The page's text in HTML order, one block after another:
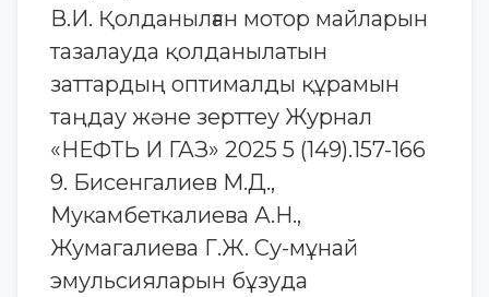
В.И. Қолданылған мотор майларын
тазалауда қолданылатын
заттардың оптималды құрамын
таңдау және зерттеу Журнал
«НЕФТЬ И ГАЗ» 2025 5 (149).157-166
9. Бисенгалиев М.Д.,
Мукамбеткалиева А.Н.,
Жумагалиева Г.Ж. Су-мұнай
эмульсияларын бұзуда